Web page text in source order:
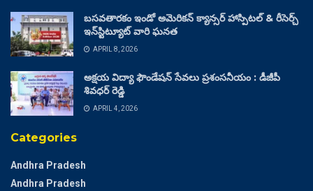
బసవతారకం ఇండో అమెరికన్ క్యాన్సర్ హాస్పిటల్ & రీసెర్చ్
ఇన్‌స్టిట్యూట్ వారి ఘనత
APRIL 8, 2026
అక్షయ విద్యా ఫౌండేషన్ సేవలు ప్రశంసనీయం : డీజీపీ
శివధర్ రెడ్డి
APRIL 4, 2026
Categories
Andhra Pradesh
Andhra Pradesh